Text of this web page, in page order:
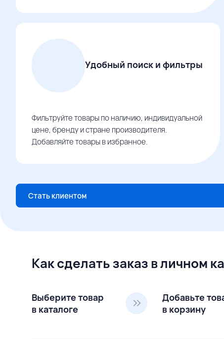
Удобный поиск и фильтры
Фильтруйте товары по наличию, индивидуальной
цене, бренду и стране производителя.
Добавляйте товары в избранное.
Стать клиентом
Как сделать заказ в личном
Выберите товар
в каталоге
Добавьте
в корзину